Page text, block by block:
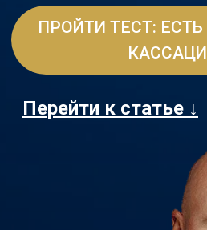
Василий Войц
руководитель